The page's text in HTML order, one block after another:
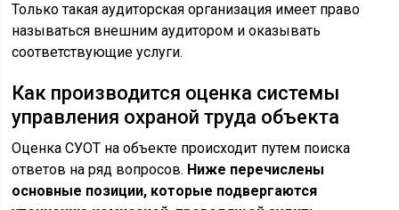
Только такая аудиторская организация имеет право
называться внешним аудитором и оказывать
соответствующие услуги.
Как производится оценка системы
управления охраной труда объекта
Оценка СУОТ на объекте происходит путем поиска
ответов на ряд вопросов. Ниже перечислены
основные позиции, которые подвергаются